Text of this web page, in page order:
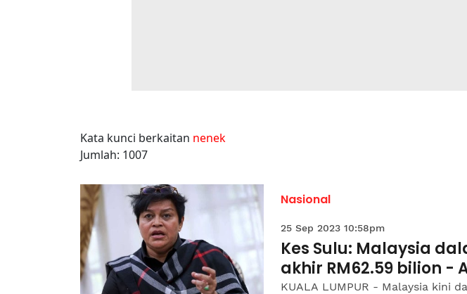
Kata kunci berkaitan nenek
Jumlah: 1007
Nasional
25 Sep 2023 10:58pm
Kes Sulu: Malaysia
akhir RM62.59 bilion -
KUALA LUMPUR - Malaysia kini